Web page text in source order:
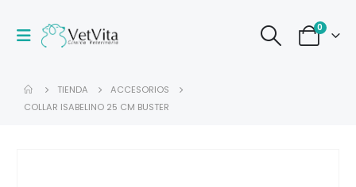
0
TIENDA
ACCESORIOS
COLLAR ISABELINO 25 CM BUSTER